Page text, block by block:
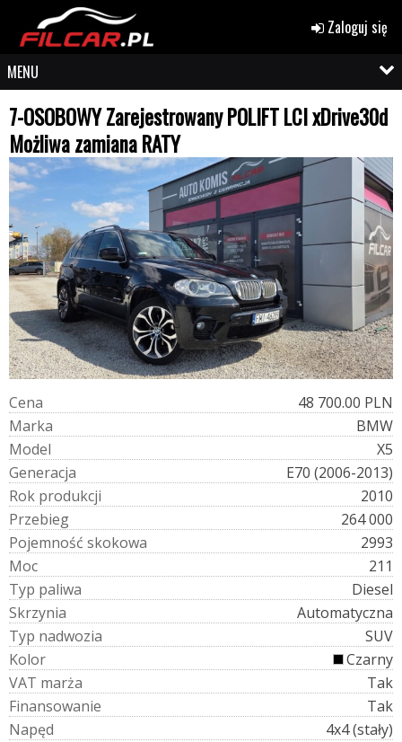
Zaloguj się
MENU
7-OSOBOWY Zarejestrowany POLIFT LCI xDrive30d
Możliwa zamiana RATY
Cena
48 700.00 PLN
Marka
BMW
Model
X5
Generacja
E70 (2006-2013)
Rok produkcji
2010
Przebieg
264 000
Pojemność skokowa
2993
Moc
211
Typ paliwa
Diesel
Skrzynia
Automatyczna
Typ nadwozia
SUV
Kolor
Czarny
VAT marża
Tak
Finansowanie
Tak
Napęd
4x4 (stały)